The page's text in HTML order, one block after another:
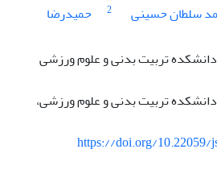
سلطان حسینی 2
حمیدرضا
تربیت بدنی و علوم ورزشی
تربیت بدنی و علوم ورزشی،
https://doi.org/10.22059/